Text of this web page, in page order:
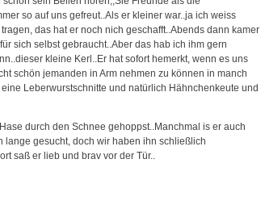
so auf uns gefreut..Als er kleiner war..ja ich weiss
das hat er noch nich geschafft..Abends dann kamer
sich selbst gebraucht..Aber das hab ich ihm gern
kleine Kerl..Er hat sofort hemerkt, wenn es uns
schön jemanden in Arm nehmen zu können in manch
Leberwurstschnitte und natürlich Hähnchenkeute und
durch den Schnee gehoppst..Manchmal is er auch
gesucht, doch wir haben ihn schließlich
saß er lieb und brav vor der Tür..